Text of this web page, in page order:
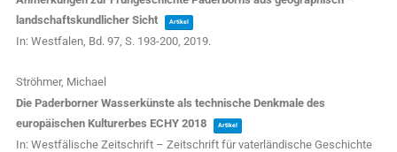
landschaftskundlicher Sicht
Artikel
In: Westfalen, Bd. 97, S. 193-200, 2019.
Ströhmer, Michael
Die Paderborner Wasserkünste als technische Denkmale des
europäischen Kulturerbes ECHY 2018
Artikel
In: Westfälische Zeitschrift – Zeitschrift für vaterländische Geschichte